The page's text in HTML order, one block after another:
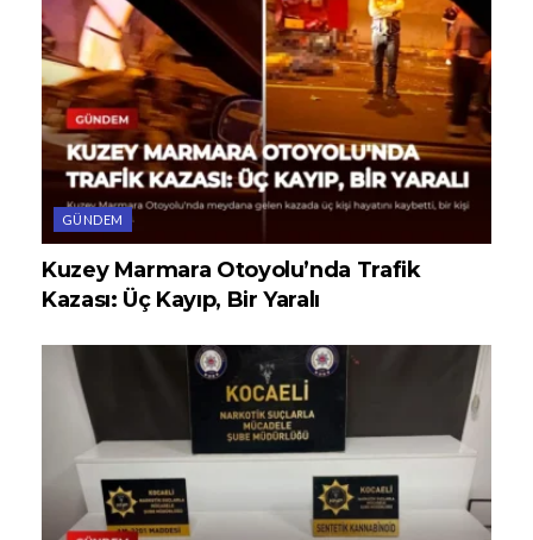
GÜNDEM
Kuzey Marmara Otoyolu’nda Trafik
Kazası: Üç Kayıp, Bir Yaralı